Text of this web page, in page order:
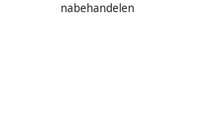
nabehandelen